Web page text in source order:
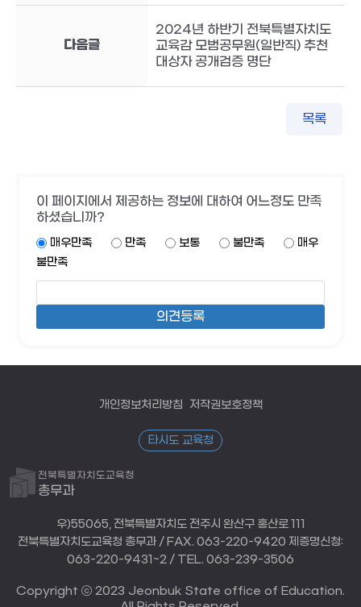
다음글
2024년 하반기 전북특별자치도
교육감 모범공무원(일반직) 추천
대상자 공개검증 명단
목록
이 페이지에서 제공하는 정보에 대하여 어느정도 만족
하셨습니까?
매우만족 만족 보통 불만족
매우
불만족
개인정보처리방침 저작권보호정책
타시도 교육청
전북특별자치도교육청
총무과
우)55065, 전북특별자치도 전주시 완산구 홍산로 111
전북특별자치도교육청 총무과 / FAX. 063-220-9420 제증명신청:
063-220-9431~2 / TEL. 063-239-3506
Copyright ⓒ 2023 Jeonbuk State office of Education.